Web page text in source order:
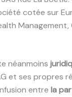
cotée sur
néanmoins
et ses propres
entre la